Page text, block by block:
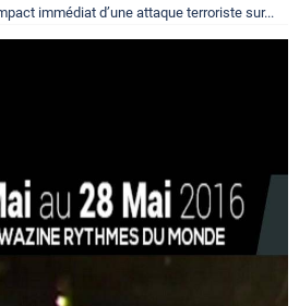
immédiat d’une attaque terroriste sur...